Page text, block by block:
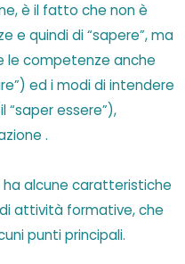
è il fatto che non è
e quindi di “sapere”, ma
le competenze anche
ed i modi di intendere
“saper essere”),
.
alcune caratteristiche
attività formative, che
punti principali.